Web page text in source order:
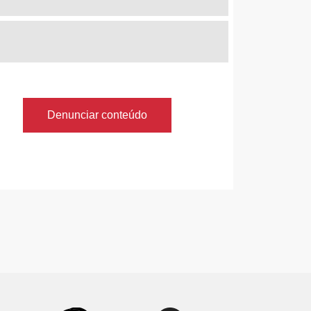
Denunciar conteúdo